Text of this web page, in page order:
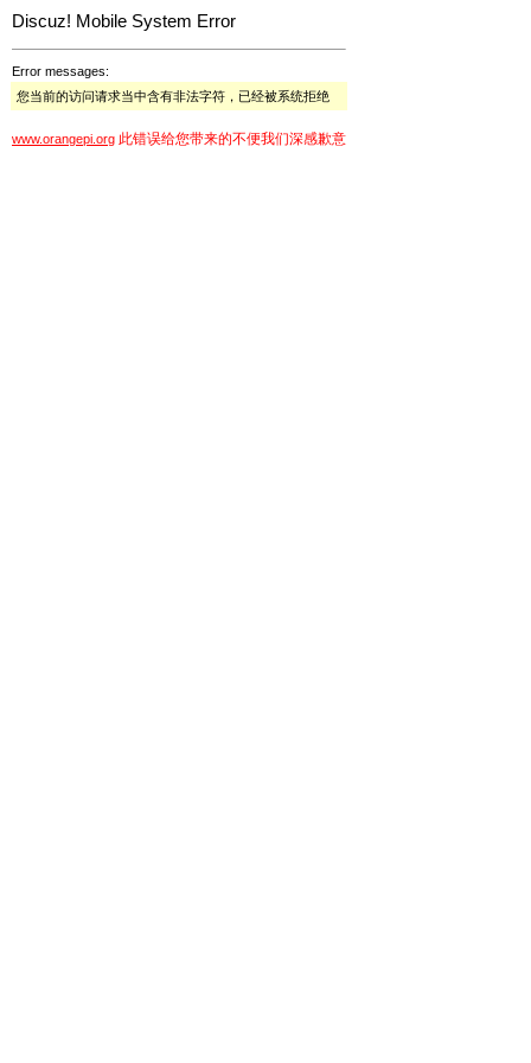
Discuz! Mobile System Error
Error messages:
您当前的访问请求当中含有非法字符，已经被系统拒绝
www.orangepi.org 此错误给您带来的不便我们深感歉意